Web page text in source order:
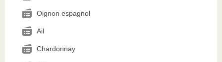
Oignon espagnol
Ail
Chardonnay